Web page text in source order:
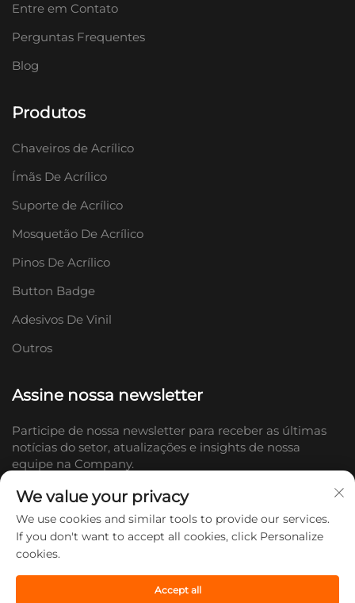
Entre em Contato
Perguntas Frequentes
Blog
Produtos
Chaveiros de Acrílico
Ímãs De Acrílico
Suporte de Acrílico
Mosquetão De Acrílico
Pinos De Acrílico
Button Badge
Adesivos De Vinil
Outros
Assine nossa newsletter
Participe de nossa newsletter para receber as últimas
notícias do setor, atualizações e insights de nossa
equipe na Company.
Ltd. Todos os direitos reservados. -
We value your privacy
We use cookies and similar tools to provide our services.
If you don't want to accept all cookies, click Personalize
cookies.
Accept all